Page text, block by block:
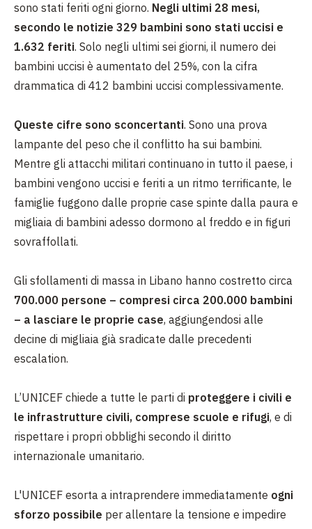
sono stati feriti ogni giorno. Negli ultimi 28 mesi,
secondo le notizie 329 bambini sono stati uccisi e
1.632 feriti. Solo negli ultimi sei giorni, il numero dei
bambini uccisi è aumentato del 25%, con la cifra
drammatica di 412 bambini uccisi complessivamente.
Queste cifre sono sconcertanti. Sono una prova
lampante del peso che il conflitto ha sui bambini.
Mentre gli attacchi militari continuano in tutto il paese, i
bambini vengono uccisi e feriti a un ritmo terrificante, le
famiglie fuggono dalle proprie case spinte dalla paura e
migliaia di bambini adesso dormono al freddo e in figuri
sovraffollati.
Gli sfollamenti di massa in Libano hanno costretto circa
700.000 persone – compresi circa 200.000 bambini
– a lasciare le proprie case, aggiungendosi alle
decine di migliaia già sradicate dalle precedenti
escalation.
L’UNICEF chiede a tutte le parti di proteggere i civili e
le infrastrutture civili, comprese scuole e rifugi, e di
rispettare i propri obblighi secondo il diritto
internazionale umanitario.
L'UNICEF esorta a intraprendere immediatamente ogni
sforzo possibile per allentare la tensione e impedire